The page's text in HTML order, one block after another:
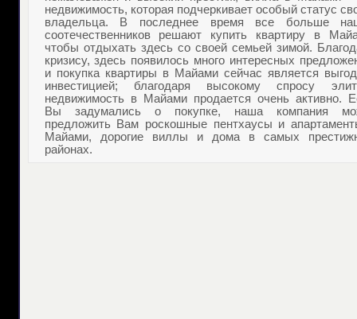
недвижимость, которая подчеркивает особый статус
владельца. В последнее время все больше
соотечественников решают купить квартиру в
чтобы отдыхать здесь со своей семьей зимой.
кризису, здесь появилось много интересных
и покупка квартиры в Майамисейчас является
инвестицией; благодаря высокому спросу
недвижимость в Майамипродается очень активно.
Вы задумались о покупке, наша компания
предложить Вам роскошные пентхаусы и
Майами, дорогие виллы и дома в самых
районах.